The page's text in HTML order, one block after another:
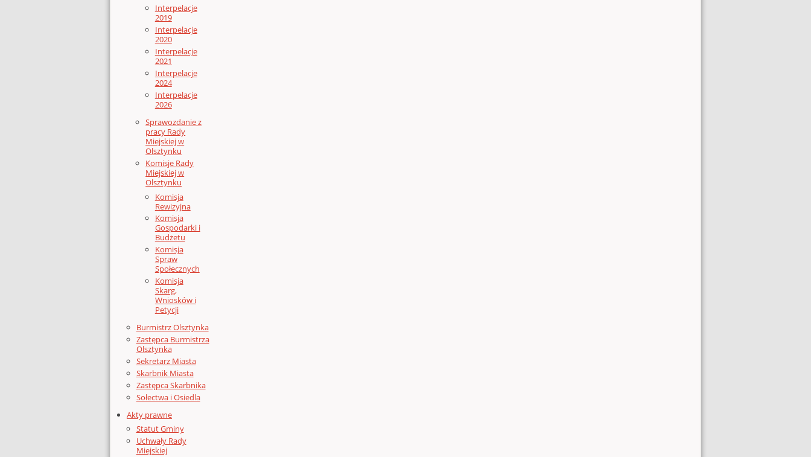
Interpelacje
2019
Interpelacje
2020
Interpelacje
2021
Interpelacje
2024
Interpelacje
2026
Sprawozdanie z
pracy Rady
Miejskiej w
Olsztynku
Komisje Rady
Miejskiej w
Olsztynku
Komisja
Rewizyjna
Komisja
Gospodarki i
Budżetu
Komisja
Spraw
Społecznych
Komisja
Skarg,
Wniosków i
Petycji
Burmistrz Olsztynka
Zastępca Burmistrza
Olsztynka
Sekretarz Miasta
Skarbnik Miasta
Zastępca Skarbnika
Sołectwa i Osiedla
Akty prawne
Statut Gminy
Uchwały Rady
Miejskiej